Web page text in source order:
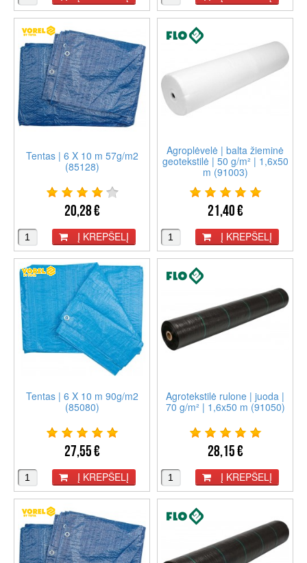
Tentas | 6 X 10 m 57g/m2
(85128)
20,28 €
Į KREPŠELĮ
Agroplėvelė | balta žieminė
geotekstilė | 50 g/m² | 1,6x50
m (91003)
21,40 €
Į KREPŠELĮ
Tentas | 6 X 10 m 90g/m2
(85080)
27,55 €
Į KREPŠELĮ
Agrotekstilė rulone | juoda |
70 g/m² | 1,6x50 m (91050)
28,15 €
Į KREPŠELĮ